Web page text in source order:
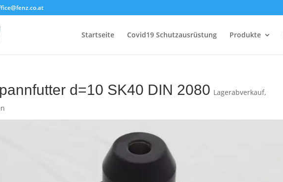
Startseite Covid19 Schutzausrüstung Produkte
d=10 SK40 DIN 2080 Lagerabverkauf,